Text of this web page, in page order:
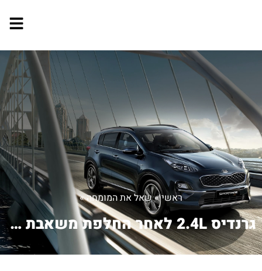
ראשי»שאל את המומחה»
גרנדיס 2.4L לאחר החלפת משאבת מים בנס...